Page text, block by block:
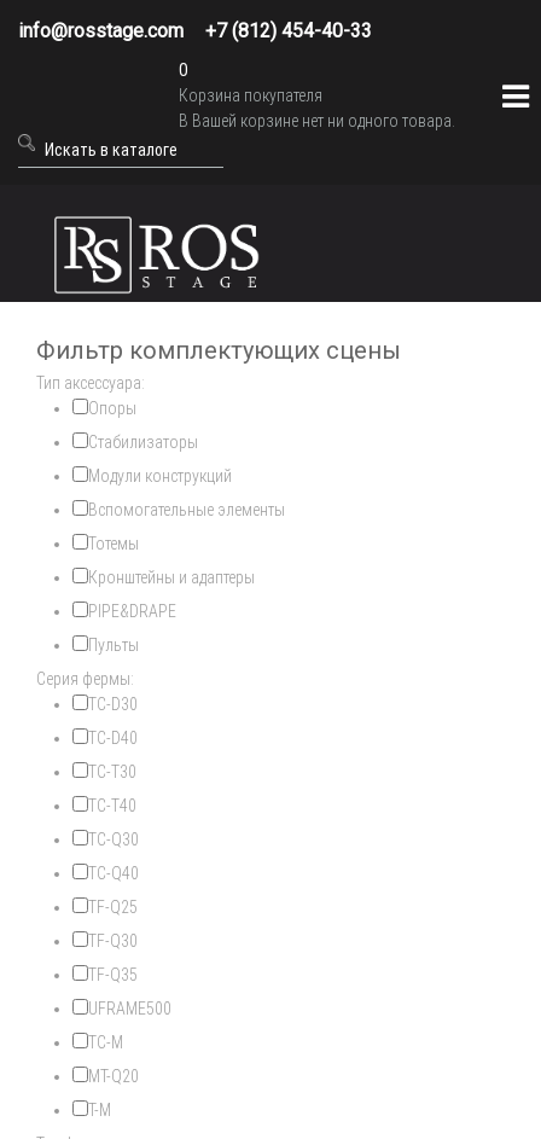
info@rosstage.com +7 (812) 454-40-33
0
Корзина покупателя
В Вашей корзине нет ни одного товара.
Фильтр комплектующих сцены
Тип аксессуара:
Опоры
Стабилизаторы
Модули конструкций
Вспомогательные элементы
Тотемы
Кронштейны и адаптеры
PIPE&DRAPE
Пульты
Серия фермы:
TC-D30
TC-D40
TC-T30
TC-T40
TC-Q30
TC-Q40
TF-Q25
TF-Q30
TF-Q35
UFRAME500
TC-M
MT-Q20
T-M